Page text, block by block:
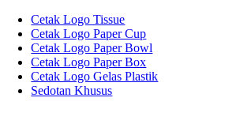
Cetak Logo Tissue
Cetak Logo Paper Cup
Cetak Logo Paper Bowl
Cetak Logo Paper Box
Cetak Logo Gelas Plastik
Sedotan Khusus